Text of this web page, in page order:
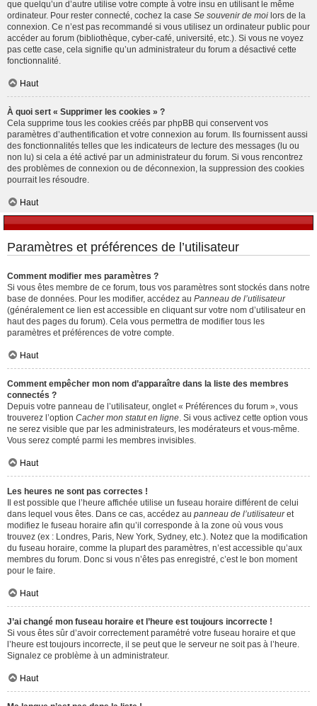
que quelqu’un d’autre utilise votre compte à votre insu en utilisant le même
ordinateur. Pour rester connecté, cochez la case Se souvenir de moi lors de la
connexion. Ce n’est pas recommandé si vous utilisez un ordinateur public pour
accéder au forum (bibliothèque, cyber-café, université, etc.). Si vous ne voyez
pas cette case, cela signifie qu’un administrateur du forum a désactivé cette
fonctionnalité.
Haut
À quoi sert « Supprimer les cookies » ?
Cela supprime tous les cookies créés par phpBB qui conservent vos
paramètres d’authentification et votre connexion au forum. Ils fournissent aussi
des fonctionnalités telles que les indicateurs de lecture des messages (lu ou
non lu) si cela a été activé par un administrateur du forum. Si vous rencontrez
des problèmes de connexion ou de déconnexion, la suppression des cookies
pourrait les résoudre.
Haut
Paramètres et préférences de l’utilisateur
Comment modifier mes paramètres ?
Si vous êtes membre de ce forum, tous vos paramètres sont stockés dans notre
base de données. Pour les modifier, accédez au Panneau de l’utilisateur
(généralement ce lien est accessible en cliquant sur votre nom d’utilisateur en
haut des pages du forum). Cela vous permettra de modifier tous les
paramètres et préférences de votre compte.
Haut
Comment empêcher mon nom d’apparaître dans la liste des membres
connectés ?
Depuis votre panneau de l’utilisateur, onglet « Préférences du forum », vous
trouverez l’option Cacher mon statut en ligne . Si vous activez cette option vous
ne serez visible que par les administrateurs, les modérateurs et vous-même.
Vous serez compté parmi les membres invisibles.
Haut
Les heures ne sont pas correctes !
Il est possible que l’heure affichée utilise un fuseau horaire différent de celui
dans lequel vous êtes. Dans ce cas, accédez au panneau de l’utilisateuret
modifiez le fuseau horaire afin qu’il corresponde à la zone où vous vous
trouvez (ex : Londres, Paris, New York, Sydney, etc.). Notez que la modification
du fuseau horaire, comme la plupart des paramètres, n’est accessible qu’aux
membres du forum. Donc si vous n’êtes pas enregistré, c’est le bon moment
pour le faire.
Haut
J’ai changé mon fuseau horaire et l’heure est toujours incorrecte !
Si vous êtes sûr d’avoir correctement paramétré votre fuseau horaire et que
l’heure est toujours incorrecte, il se peut que le serveur ne soit pas à l’heure.
Signalez ce problème à un administrateur.
Haut